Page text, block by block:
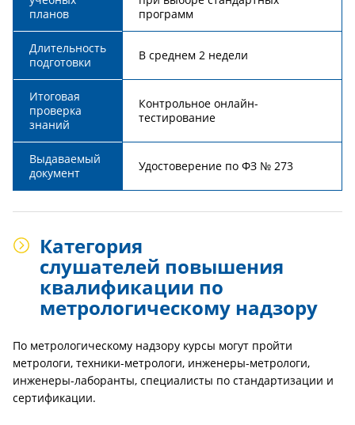
планов
программ
Длительность
подготовки
В среднем 2 недели
Итоговая
проверка
знаний
Контрольное онлайн-
тестирование
Выдаваемый
документ
Удостоверение по ФЗ № 273
Категория
слушателей повышения
квалификации по
метрологическому надзору
По метрологическому надзору курсы могут пройти
метрологи, техники-метрологи, инженеры-метрологи,
инженеры-лаборанты, специалисты по стандартизации и
сертификации.